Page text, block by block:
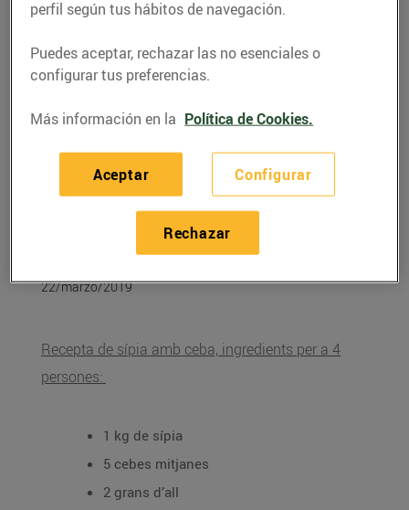
RECETAS
Recepta de sípia amb
22/marzo/2019
Recepta de sípia amb ceba, ingredients per a 4
persones:
1 kg de sípia
5 cebes mitjanes
2 grans d’all
perfil según tus hábitos de navegación.
Puedes aceptar, rechazar las no esenciales o
configurar tus preferencias.
Más información en la Política de Cookies.
Configurar
Rechazar
Aceptar